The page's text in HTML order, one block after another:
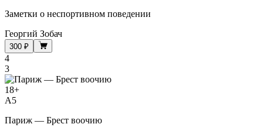
Заметки о неспортивном поведении
Георгий Зобач
300 ₽
4
3
18+
A5
Париж — Брест воочию